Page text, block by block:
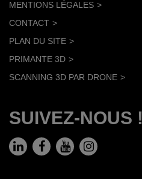
MENTIONS LÉGALES
CONTACT
PLAN DU SITE
PRIMANTE 3D
SCANNING 3D PAR DRONE
SUIVEZ-NOUS !